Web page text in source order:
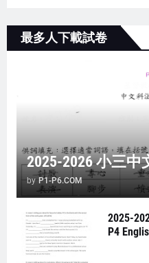
最多人下載試卷
2025-2026 小三中
by P1-P6.COM
2025-
P4